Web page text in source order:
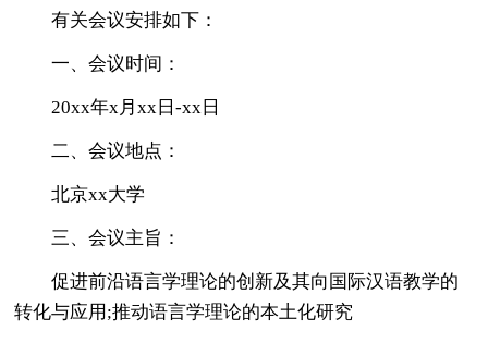
有关会议安排如下：
一、会议时间：
20xx年x月xx日-xx日
二、会议地点：
北京xx大学
三、会议主旨：
促进前沿语言学理论的创新及其向国际汉语教学的
转化与应用;推动语言学理论的本土化研究